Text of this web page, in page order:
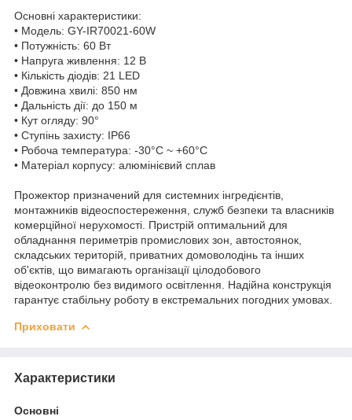
Основні характеристики:
• Модель: GY-IR70021-60W
• Потужність: 60 Вт
• Напруга живлення: 12 В
• Кількість діодів: 21 LED
• Довжина хвилі: 850 нм
• Дальність дії: до 150 м
• Кут огляду: 90°
• Ступінь захисту: IP66
• Робоча температура: -30°C ~ +60°C
• Матеріал корпусу: алюмінієвий сплав
Прожектор призначений для системних інгредієнтів,
монтажників відеоспостереження, служб безпеки та власників
комерційної нерухомості. Пристрій оптимальний для
обладнання периметрів промислових зон, автостоянок,
складських територій, приватних домоволодінь та інших
об'єктів, що вимагають організації цілодобового
відеоконтролю без видимого освітлення. Надійна конструкція
гарантує стабільну роботу в екстремальних погодних умовах.
Приховати
Характеристики
Основні